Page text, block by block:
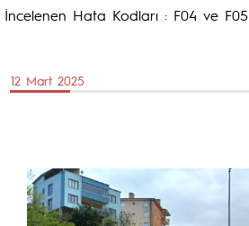
İncelenen Hata Kodları : F04 ve F05
12 Mart 2025